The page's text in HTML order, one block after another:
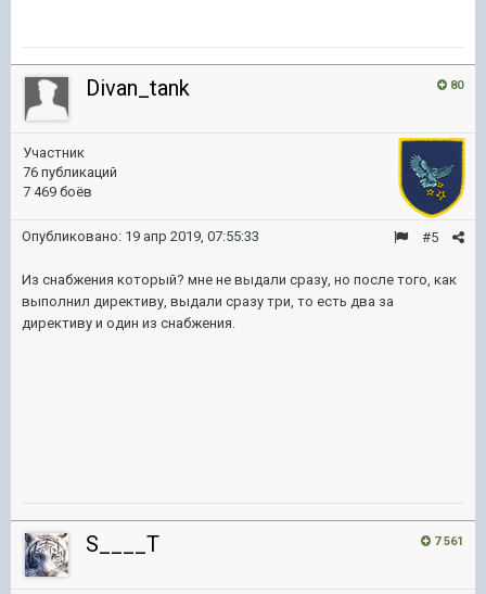
80
Divan_tank
Участник
76 публикаций
7 469 боёв
#5
Опубликовано: 19 апр 2019, 07:55:33
Из снабжения который? мне не выдали сразу, но после того, как
выполнил директиву, выдали сразу три, то есть два за
директиву и один из снабжения.
7 561
S____T